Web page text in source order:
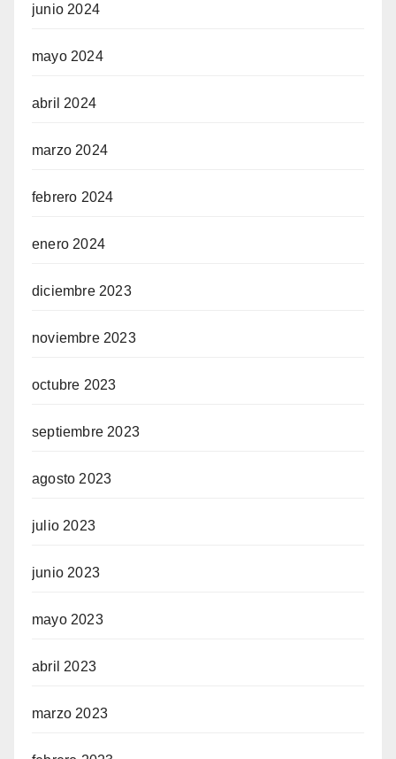
junio 2024
mayo 2024
abril 2024
marzo 2024
febrero 2024
enero 2024
diciembre 2023
noviembre 2023
octubre 2023
septiembre 2023
agosto 2023
julio 2023
junio 2023
mayo 2023
abril 2023
marzo 2023